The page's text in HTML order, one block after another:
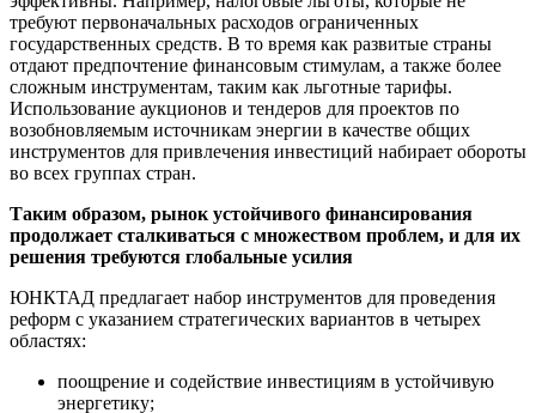
требуют первоначальных расходов ограниченных
государственных средств. В то время как развитые страны
отдают предпочтение финансовым стимулам, а также более
сложным инструментам, таким как льготные тарифы.
Использование аукционов и тендеров для проектов по
возобновляемым источникам энергии в качестве общих
инструментов для привлечения инвестиций набирает обороты
во всех группах стран.
Таким образом, рынок устойчивого финансирования
продолжает сталкиваться с множеством проблем, и для их
решения требуются глобальные усилия
ЮНКТАД предлагает набор инструментов для проведения
реформ с указанием стратегических вариантов в четырех
областях:
поощрение и содействие инвестициям в устойчивую
энергетику;